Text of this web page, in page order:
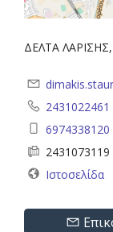
ΔΕΛΤΑ
2431022461
6974338120
2431073119
Ιστοσελίδα